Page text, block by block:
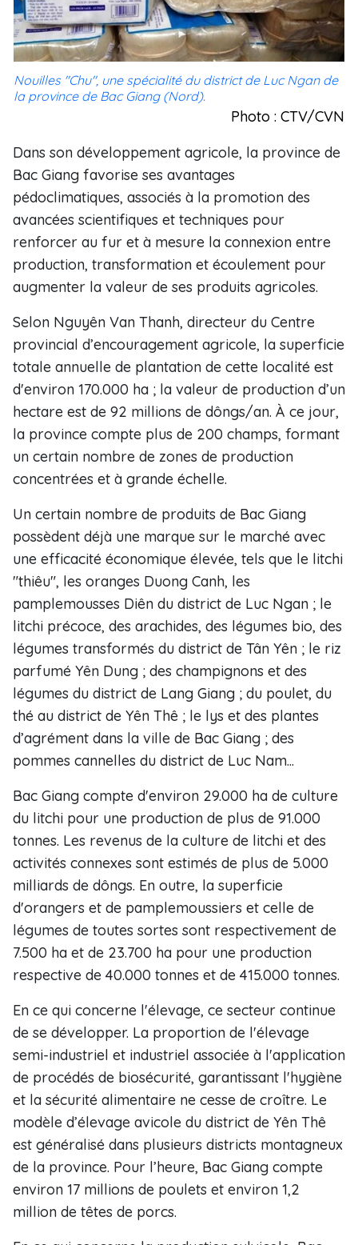
Nouilles "Chu", une spécialité du district de Luc Ngan de
la province de Bac Giang (Nord).
Photo : CTV/CVN
Dans son développement agricole, la province de
Bac Giang favorise ses avantages
pédoclimatiques, associés à la promotion des
avancées scientifiques et techniques pour
renforcer au fur et à mesure la connexion entre
production, transformation et écoulement pour
augmenter la valeur de ses produits agricoles.
Selon Nguyên Van Thanh, directeur du Centre
provincial d’encouragement agricole, la superficie
totale annuelle de plantation de cette localité est
d'environ 170.000 ha ; la valeur de production d’un
hectare est de 92 millions de dôngs/an. À ce jour,
la province compte plus de 200 champs, formant
un certain nombre de zones de production
concentrées et à grande échelle.
Un certain nombre de produits de Bac Giang
possèdent déjà une marque sur le marché avec
une efficacité économique élevée, tels que le litchi
"thiêu", les oranges Duong Canh, les
pamplemousses Diên du district de Luc Ngan ; le
litchi précoce, des arachides, des légumes bio, des
légumes transformés du district de Tân Yên ; le riz
parfumé Yên Dung ; des champignons et des
légumes du district de Lang Giang ; du poulet, du
thé au district de Yên Thê ; le lys et des plantes
d’agrément dans la ville de Bac Giang ; des
pommes cannelles du district de Luc Nam...
Bac Giang compte d'environ 29.000 ha de culture
du litchi pour une production de plus de 91.000
tonnes. Les revenus de la culture de litchi et des
activités connexes sont estimés de plus de 5.000
milliards de dôngs. En outre, la superficie
d'orangers et de pamplemoussiers et celle de
légumes de toutes sortes sont respectivement de
7.500 ha et de 23.700 ha pour une production
respective de 40.000 tonnes et de 415.000 tonnes.
En ce qui concerne l'élevage, ce secteur continue
de se développer. La proportion de l'élevage
semi-industriel et industriel associée à l'application
de procédés de biosécurité, garantissant l'hygiène
et la sécurité alimentaire ne cesse de croître. Le
modèle d’élevage avicole du district de Yên Thê
est généralisé dans plusieurs districts montagneux
de la province. Pour l’heure, Bac Giang compte
environ 17 millions de poulets et environ 1,2
million de têtes de porcs.